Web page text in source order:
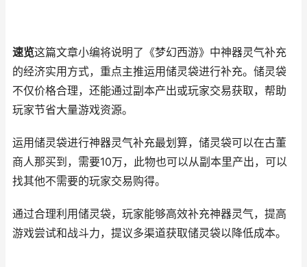
速览这篇文章小编将说明了《梦幻西游》中神器灵气补充
的经济实用方式，重点主推运用储灵袋进行补充。储灵袋
不仅价格合理，还能通过副本产出或玩家交易获取，帮助
玩家节省大量游戏资源。
运用储灵袋进行神器灵气补充最划算，储灵袋可以在古董
商人那买到，需要10万，此物也可以从副本里产出，可以
找其他不需要的玩家交易购得。
通过合理利用储灵袋，玩家能够高效补充神器灵气，提高
游戏尝试和战斗力，提议多渠道获取储灵袋以降低成本。